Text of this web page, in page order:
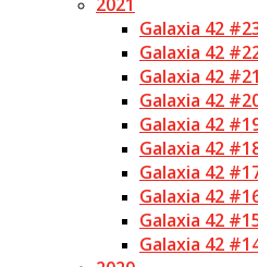
Galaxia 42
Galaxia 42
Galaxia 42
Galaxia 42
Galaxia 42
Galaxia 42
Galaxia 42
Galaxia 42
Galaxia 42
Galaxia 42